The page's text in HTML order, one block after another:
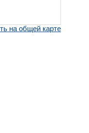
на общей карте